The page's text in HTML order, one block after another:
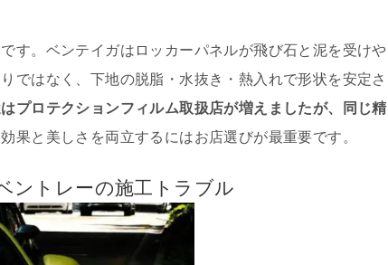
す。ベンテイガはロッカーパネルが飛び石と泥を受けや
ではなく、下地の脱脂・水抜き・熱入れで形状を安定さ
プロテクションフィルム取扱店が増えましたが、同じ精
果と美しさを両立するにはお店選びが最重要です。
ントレーの施工トラブル